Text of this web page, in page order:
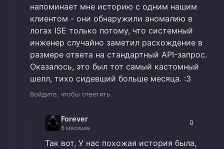
напоминает мне историю с одним нашим
клиентом - они обнаружили аномалию в
логах ISE только потому, что системный
инженер случайно заметил расхождение в
размере ответа на стандартный API-запрос.
Оказалось, это был тот самый кастомный
шелл, тихо сидевший больше месяца. :3
Войдите, чтобы ответить
Forever
6 месяцев
0
Так вот, У нас похожая история была,